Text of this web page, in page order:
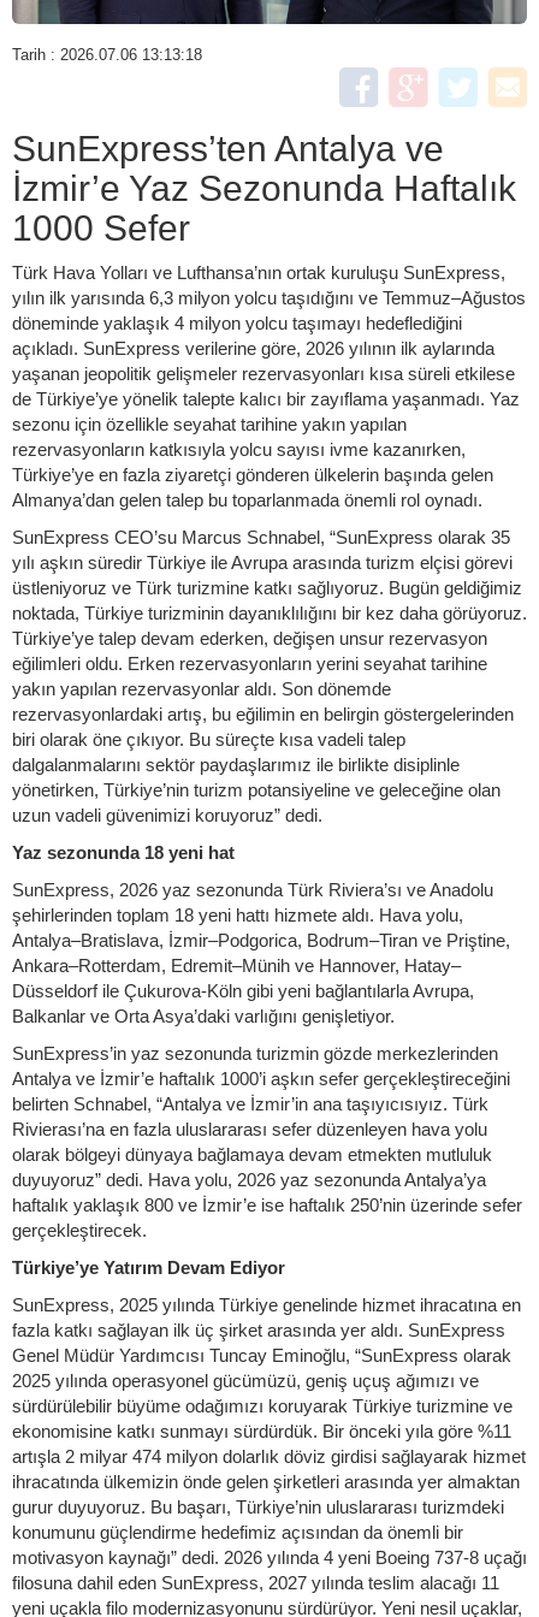
Tarih : 2026.07.06 13:13:18
SunExpress’ten Antalya ve
İzmir’e Yaz Sezonunda Haftalık
1000 Sefer
Türk Hava Yolları ve Lufthansa’nın ortak kuruluşu SunExpress,
yılın ilk yarısında 6,3 milyon yolcu taşıdığını ve Temmuz–Ağustos
döneminde yaklaşık 4 milyon yolcu taşımayı hedeflediğini
açıkladı. SunExpress verilerine göre, 2026 yılının ilk aylarında
yaşanan jeopolitik gelişmeler rezervasyonları kısa süreli etkilese
de Türkiye’ye yönelik talepte kalıcı bir zayıflama yaşanmadı. Yaz
sezonu için özellikle seyahat tarihine yakın yapılan
rezervasyonların katkısıyla yolcu sayısı ivme kazanırken,
Türkiye’ye en fazla ziyaretçi gönderen ülkelerin başında gelen
Almanya’dan gelen talep bu toparlanmada önemli rol oynadı.
SunExpress CEO’su Marcus Schnabel, “SunExpress olarak 35
yılı aşkın süredir Türkiye ile Avrupa arasında turizm elçisi görevi
üstleniyoruz ve Türk turizmine katkı sağlıyoruz. Bugün geldiğimiz
noktada, Türkiye turizminin dayanıklılığını bir kez daha görüyoruz.
Türkiye’ye talep devam ederken, değişen unsur rezervasyon
eğilimleri oldu. Erken rezervasyonların yerini seyahat tarihine
yakın yapılan rezervasyonlar aldı. Son dönemde
rezervasyonlardaki artış, bu eğilimin en belirgin göstergelerinden
biri olarak öne çıkıyor. Bu süreçte kısa vadeli talep
dalgalanmalarını sektör paydaşlarımız ile birlikte disiplinle
yönetirken, Türkiye’nin turizm potansiyeline ve geleceğine olan
uzun vadeli güvenimizi koruyoruz” dedi.
Yaz sezonunda 18 yeni hat
SunExpress, 2026 yaz sezonunda Türk Riviera’sı ve Anadolu
şehirlerinden toplam 18 yeni hattı hizmete aldı. Hava yolu,
Antalya–Bratislava, İzmir–Podgorica, Bodrum–Tiran ve Priştine,
Ankara–Rotterdam, Edremit–Münih ve Hannover, Hatay–
Düsseldorf ile Çukurova-Köln gibi yeni bağlantılarla Avrupa,
Balkanlar ve Orta Asya’daki varlığını genişletiyor.
SunExpress’in yaz sezonunda turizmin gözde merkezlerinden
Antalya ve İzmir’e haftalık 1000’i aşkın sefer gerçekleştireceğini
belirten Schnabel, “Antalya ve İzmir’in ana taşıyıcısıyız. Türk
Rivierası’na en fazla uluslararası sefer düzenleyen hava yolu
olarak bölgeyi dünyaya bağlamaya devam etmekten mutluluk
duyuyoruz” dedi. Hava yolu, 2026 yaz sezonunda Antalya’ya
haftalık yaklaşık 800 ve İzmir’e ise haftalık 250’nin üzerinde sefer
gerçekleştirecek.
Türkiye’ye Yatırım Devam Ediyor
SunExpress, 2025 yılında Türkiye genelinde hizmet ihracatına en
fazla katkı sağlayan ilk üç şirket arasında yer aldı. SunExpress
Genel Müdür Yardımcısı Tuncay Eminoğlu, “SunExpress olarak
2025 yılında operasyonel gücümüzü, geniş uçuş ağımızı ve
sürdürülebilir büyüme odağımızı koruyarak Türkiye turizmine ve
ekonomisine katkı sunmayı sürdürdük. Bir önceki yıla göre %11
artışla 2 milyar 474 milyon dolarlık döviz girdisi sağlayarak hizmet
ihracatında ülkemizin önde gelen şirketleri arasında yer almaktan
gurur duyuyoruz. Bu başarı, Türkiye’nin uluslararası turizmdeki
konumunu güçlendirme hedefimiz açısından da önemli bir
motivasyon kaynağı” dedi. 2026 yılında 4 yeni Boeing 737-8 uçağı
filosuna dahil eden SunExpress, 2027 yılında teslim alacağı 11
yeni uçakla filo modernizasyonunu sürdürüyor. Yeni nesil uçaklar,